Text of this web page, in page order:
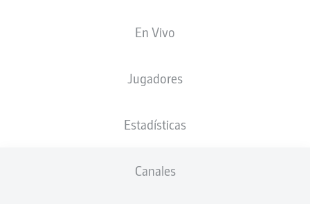
En Vivo
Jugadores
Estadísticas
Canales
NACIÓN
01.04.1971